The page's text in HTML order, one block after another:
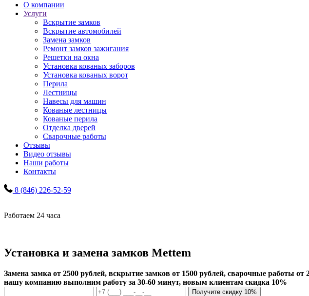
О компании
Услуги
Вскрытие замков
Вскрытие автомобилей
Замена замков
Ремонт замков зажигания
Решетки на окна
Установка кованых заборов
Установка кованых ворот
Перила
Лестницы
Навесы для машин
Кованые лестницы
Кованые перила
Отделка дверей
Сварочные работы
Отзывы
Видео отзывы
Наши работы
Контакты
8 (846) 226-52-59
Работаем 24 часа
Установка и замена замков Mettem
Замена замка от 2500 рублей, вскрытие замков от 1500 рублей, сварочные работы от
нашу компанию выполним работу за 30-60 минут, новым клиентам скидка 10%
Получите скидку 10%